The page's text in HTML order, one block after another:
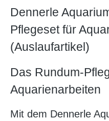
Dennerle
Pflegeset für
(Auslaufartikel)
Das Rundum-
Aquarienarbeiten
Mit dem Dennerle